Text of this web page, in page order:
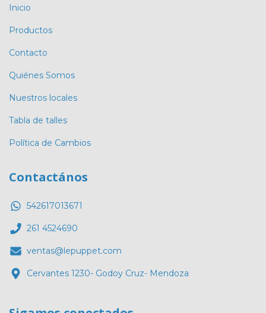
Inicio
Productos
Contacto
Quiénes Somos
Nuestros locales
Tabla de talles
Política de Cambios
Contactános
542617013671
261 4524690
ventas@lepuppet.com
Cervantes 1230- Godoy Cruz- Mendoza